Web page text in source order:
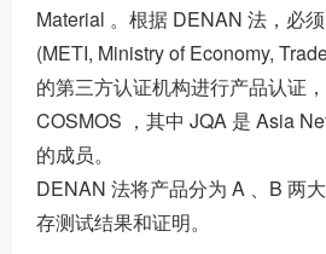
Material 。根据 DENAN 法，必
(METI, Ministry of Economy,
的第三方认证机构进行产品认证
COSMOS ，其中 JQA 是 Asia
的成员。
DENAN 法将产品分为 A 、B 两
存测试结果和证明。